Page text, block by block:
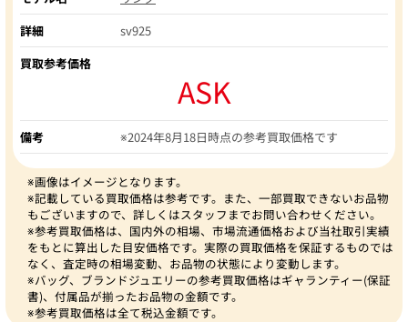
詳細
sv925
買取参考価格
ASK
備考 ※2024年8月18日時点の参考買取価格です
※画像はイメージとなります。
※記載している買取価格は参考です。また、一部買取できないお品物
もございますので、詳しくはスタッフまでお問い合わせください。
※参考買取価格は、国内外の相場、市場流通価格および当社取引実績
をもとに算出した目安価格です。実際の買取価格を保証するものでは
なく、査定時の相場変動、お品物の状態により変動します。
※バッグ、ブランドジュエリーの参考買取価格はギャランティー(保証
書)、付属品が揃ったお品物の金額です。
※参考買取価格は全て税込金額です。